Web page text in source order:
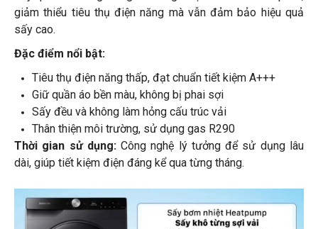
giảm thiểu tiêu thụ điện năng mà vẫn đảm bảo hiệu quả
sấy cao.
Đặc điểm nổi bật:
Tiêu thụ điện năng thấp, đạt chuẩn tiết kiệm A+++
Giữ quần áo bền màu, không bị phai sợi
Sấy đều và không làm hỏng cấu trúc vải
Thân thiện môi trường, sử dụng gas R290
Thời gian sử dụng:Công nghệ lý tưởng để sử dụng lâu
dài, giúp tiết kiệm điện đáng kể qua từng tháng.